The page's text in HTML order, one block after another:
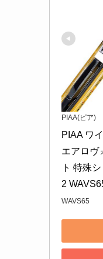
PIAA(ピア)
PIAA ワ
エアロヴ
ト 特殊
2
WAVS65